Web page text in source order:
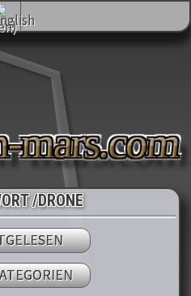
mars.com
/DRONE